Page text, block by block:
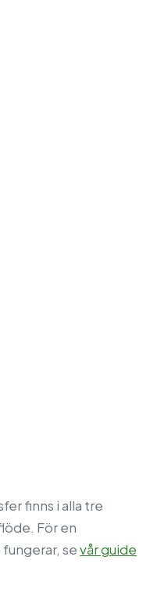
finns i alla tre
För en
sevår guide